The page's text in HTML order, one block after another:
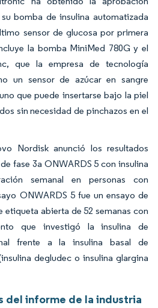
bomba de insulina automatizada
sensor de glucosa por primera
la bomba MiniMed 780G y el
que la empresa de tecnología
un sensor de azúcar en sangre
que puede insertarse bajo la piel
sin necesidad de pinchazos en el
Nordisk anunció los resultados
fase 3a ONWARDS 5 con insulina
semanal en personas con
ONWARDS 5 fue un ensayo de
etiqueta abierta de 52 semanas con
que investigó la insulina de
frente a la insulina basal de
degludec o insulina glargina
del informe de la industria